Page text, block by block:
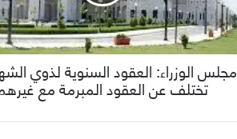
مجلس الوزراء: العقود السنوية لذوي
تختلف عن العقود المبرمة مع